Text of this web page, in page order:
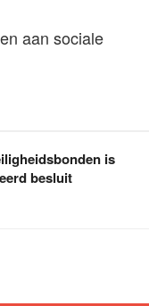
aan sociale
is
besluit